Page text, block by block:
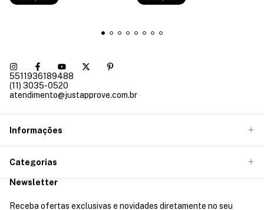
5511936189488
(11) 3035-0520
atendimento@justapprove.com.br
Informações
Categorias
Newsletter
Receba ofertas exclusivas e novidades diretamente no seu